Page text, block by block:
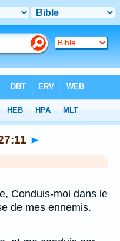
►
Conduis-moi dans le
de mes ennemis.